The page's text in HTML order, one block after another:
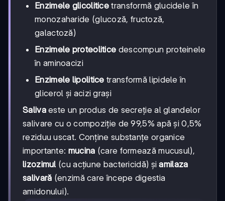
Enzimele glicolitice transformă glucidele în
monozaharide (glucoză, fructoză,
galactoză)
Enzimele proteolitice descompun proteinele
în aminoacizi
Enzimele lipolitice transformă lipidele în
glicerol și acizi grași
Salivaeste un produs de secreție al glandelor
salivare cu o compoziție de 99,5% apă și 0,5%
reziduu uscat. Conține substanțe organice
importante: mucina (care formează mucusul),
lizozimul (cu acțiune bactericidă) șiamilaza
salivară (enzimă care începe digestia
amidonului).